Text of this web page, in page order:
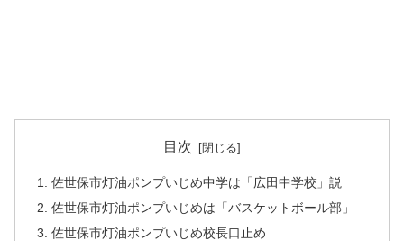
目次
佐世保市灯油ポンプいじめ中学は「広田中学校」説
佐世保市灯油ポンプいじめは「バスケットボール部」
佐世保市灯油ポンプいじめ校長口止め